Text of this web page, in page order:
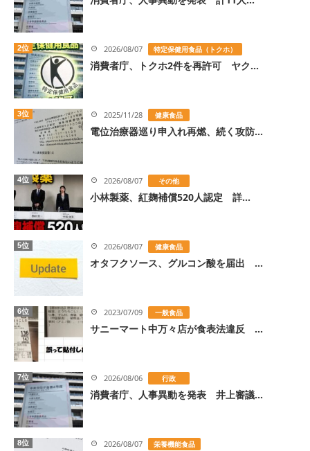
2位 2026/08/07 特定保健用食品（トクホ）
消費者庁、トクホ2件を再許可 ヤク...
3位 2025/11/28 健康食品
電位治療器巡り申入れ再燃、続く攻防...
4位 2026/08/07 その他
小林製薬、紅麹補償520人認定 詳...
5位 2026/08/07 健康食品
オタフクソース、グルコン酸を届出 ...
6位 2023/07/09 一般食品
サニーマート中万々店が食表法違反 ...
7位 2026/08/06 行政
消費者庁、人事異動を発表 井上審議...
8位 2026/08/07 栄養機能食品